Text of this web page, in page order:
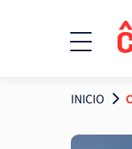
INICIO